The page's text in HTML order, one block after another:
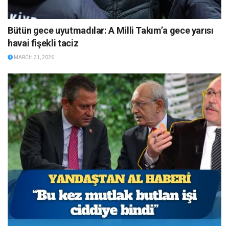
Bütün gece uyutmadılar: A Milli Takım’a gece yarısı
havai fişekli taciz
MARCH 31, 2026